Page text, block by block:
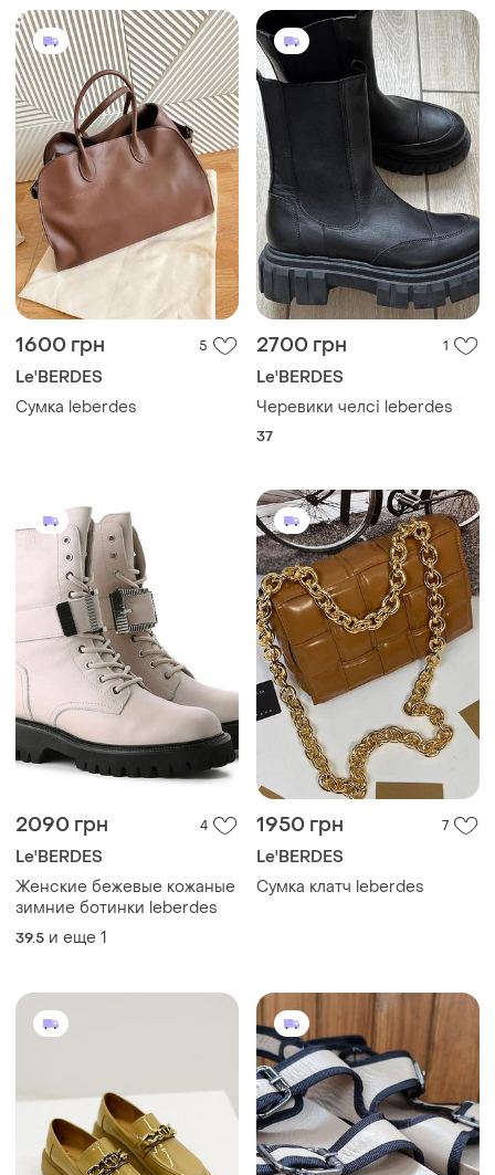
1600 грн 5
Le'BERDES
Сумка leberdes
2700 грн 1
Le'BERDES
Черевики челсі leberdes
37
2090 грн 4
Le'BERDES
Женские бежевые кожаные
зимние ботинки leberdes
39.5 и еще 1
1950 грн 7
Le'BERDES
Сумка клатч leberdes